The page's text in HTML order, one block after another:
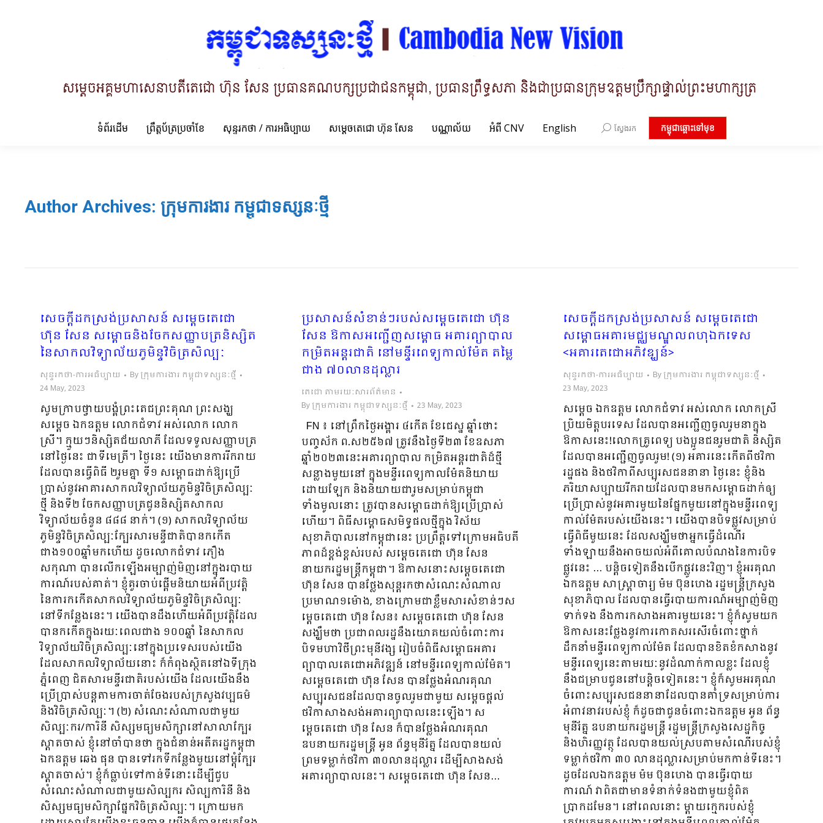
ទំព័រដើម ព្រឹត្តប័ត្រប្រចាំខែ សុន្ទរកថា / ការអធិប្បាយ សម្តេចតេជោ ហ៊ុន សែន បណ្ណាល័យ អំពី CNV English Search:
ស្វែងរក កម្ពុជាឆ្ពោះទៅមុខ
Author Archives: ក្រុមការងារ កម្ពុជាទស្សនៈថ្មី
សេចក្តីដកស្រង់ប្រសាសន៍ សម្តេចតេជោ
ហ៊ុន សែន សម្ពោធនិងចែកសញ្ញាបត្រនិស្សិត
នៃសាកលវិទ្យាល័យភូមិន្ទវិចិត្រសិល្បៈ
សុន្ទរកថា-ការអធិប្បាយ By ក្រុមការងារ កម្ពុជាទស្សនៈថ្មី
24 May, 2023
សូមក្រាបថ្វាយបង្គំព្រះតេជព្រះគុណ ព្រះសង្ឃ
សម្ដេច ឯកឧត្តម លោកជំទាវ អស់លោក លោក
ស្រី។ ក្មួយៗនិស្សិតជ័យលាភី ដែលទទួលសញ្ញាបត្រ
នៅថ្ងៃនេះ ជាទីមេត្រី។ ថ្ងៃនេះ យើងមានការរីករាយ
ដែលបានធ្វើពិធី ២រួមគ្នា ទី១ សម្ពោធដាក់ឱ្យប្រើ
ប្រាស់នូវអាគារសាកលវិទ្យាល័យភូមិន្ទវិចិត្រសិល្បៈ
ថ្មី និងទី២ ចែកសញ្ញាបត្រជូននិស្សិតសាកល
វិទ្យាល័យចំនួន ៨៨៨ នាក់។ (១) សាកលវិទ្យាល័យ
ភូមិន្ទវិចិត្រសិល្បៈក្បែរសារមន្ទីជាតិបានកកើត
ជាង១០០ឆ្នាំមកហើយ ដូចលោកជំទាវ ភឿង
សកុណា បានលើកឡើងអម្បាញ់មិញនៅក្នុងរបាយ
ការណ៍របស់គាត់។ ខ្ញុំគួរចាប់ផ្ដើមនិយាយអំពីប្រវត្តិ
នៃការកកើតសាកលវិទ្យាល័យ​ភូមិន្ទវិចិត្រសិល្បៈ
នៅទីកន្លែងនេះ។ យើងបានដឹងហើយអំពីប្រវត្តិដែល
បានកកើតក្នុងរយៈពេលជាង ១០០ឆ្នាំ នៃសាកល
វិទ្យាល័យវិចិត្រសិល្បៈនៅក្នុងប្រទេសរបស់យើង
ដែលសាកលវិទ្យាល័យនោះ​ ក៏កំពុងស្ថិតនៅឯទីក្រុង
ភ្នំពេញ ជិតសារមន្ទីរជាតិរបស់យើង ដែលយើងនឹង
ប្រើប្រាស់បន្តតាមការចាត់ចែងរបស់ក្រសួងវប្បធម៌
និងវិចិត្រសិល្បៈ។ (២) សំណេះសំណាលជាមួយ
សិល្បៈករ/ការិនី សិស្សមធ្យមសិក្សានៅសាលាក្បែរ
ស្តាតចាស់ ខ្ញុំនៅចាំបានថា ក្នុងជំនាន់អតីតរដ្ឋកម្ពុជា
ឯកឧត្តម ឆេង ផុន បានទៅរកទីកន្លែងមួយនៅម្ដុំក្បែរ
ស្ដាតចាស់។ ខ្ញុំក៏ធ្លាប់ទៅកាន់ទីនោះដើម្បីជួប
សំណេះសំណាលជាមួយសិល្បករ សិល្បការិនី និង
សិស្សមធ្យមសិក្សាផ្នែកវិចិត្រសិល្បៈ។ ក្រោយមក
ប្រសាសន៍សំខាន់ៗរបស់សម្តេចតេជោ ហ៊ុន
សែន ឱកាសអញ្ជើញសម្ពោធ អគារព្យាបាល
កម្រិតអន្តរជាតិ នៅមន្ទីរពេទ្យកាល់ម៉ែត តម្លៃ
ជាង ៧០លានដុល្លារ
តេជោ តាមរយៈសារព័ត៌មាន
By ក្រុមការងារ កម្ពុជាទស្សនៈថ្មី 23 May, 2023
FN ៖ នៅព្រឹកថ្ងៃអង្គារ ៤កើត ខែជេស្ឋ ឆ្នាំថោះ
បញ្ចស័ក ព.ស២៥៦៧ ត្រូវនឹងថ្ងៃទី២៣ ខែឧសភា
ឆ្នាំ២០២៣នេះអគារព្យាបាល កម្រិតអន្តរជាតិដ៏ថ្មី
សន្លាងមួយនៅ ក្នុងមន្ទីរពេទ្យកាលម៉ែតនិយាយ
ដោយឡែក និងនិយាយជារួមសម្រាប់កម្ពុជា
ទាំងមូលនោះ ត្រូវបានសម្ពោធដាក់ឱ្យប្រើប្រាស់
ហើយ។ ពិធីសម្ពោធសមិទ្ធផលថ្មីក្នុង វិស័យ
សុខាភិបាលនៅកម្ពុជានេះ ប្រព្រឹត្តទៅក្រោមអធិបតី
ភាពដ៏ខ្ពង់ខ្ពស់របស់ សម្តេចតេជោ ហ៊ុន សែន
នាយករដ្ឋមន្ត្រីកម្ពុជា។ ឱកាសនោះសម្តេចតេជោ
ហ៊ុន សែន បានថ្លែងសុន្តរកថាសំណេះសំណាល
ប្រមាណ១ម៉ោង, ខាងក្រោមជាខ្លឹមសារសំខាន់ៗស
ម្តេចតេជោ ហ៊ុន សែន៖ សម្តេចតេជោ ហ៊ុន សែន
សង្ឃឹមថា ប្រជាពលរដ្ឋនឹងយោគយល់ចំពោះការ
បិទមហាវិថីព្រះមុនីវង្ស រៀបចំពិធីសម្ពោធអគារ
ព្យាបាលតេជោអភិវឌ្ឍន៍ នៅមន្ទីរពេទ្យកាល់ម៉ែត។
សម្តេចតេជោ ហ៊ុន សែន បានថ្លែងអំណរគុណ
សប្បុរសជនដែលបានចូលរួមជាមួយ សម្តេចផ្តល់
ថវិកាសាងសង់អគារព្យាបាលនេះឡើង។ ស
ម្តេចតេជោ ហ៊ុន សែន ក៏បានថ្លែងអំណរគុណ
ឧបនាយករដ្ឋមន្ត្រី អូន ព័ន្ធមុនីរ័ត្ន ដែលបានយល់
ព្រមទម្លាក់ថវិកា ៣០លានដុល្លារ ដើម្បីសាងសង់
អគារព្យាបាលនេះ។ សម្តេចតេជោ ហ៊ុន សែន…
សេចក្តីដកស្រង់ប្រសាសន៍ សម្តេចតេជោ
សម្ពោធអគារមជ្ឈមណ្ឌលពហុឯកទេស
<អគារតេជោអភិវឌ្ឃន៍>
សុន្ទរកថា-ការអធិប្បាយ By ក្រុមការងារ កម្ពុជាទស្សនៈថ្មី
23 May, 2023
សម្ដេច ឯកឧត្ដម លោកជំទាវ អស់លោក លោកស្រី
ប្រិយមិត្តបរទេស ដែលបានអញ្ជើញចូលរួមនាក្នុង
ឱកាសនេះ!លោកគ្រូពេទ្យ បងប្អូនជនរួមជាតិ និស្សិត
ដែលបានអញ្ជើញចូលរួម! (១) អគារនេះកើតពីថវិកា
រដ្ឋផង និងថវិកាពីសប្បុរសជននានា ថ្ងៃនេះ ខ្ញុំនិង
ភរិយាសប្បាយរីករាយដែលបានមកសម្ពោធដាក់ឲ្យ
ប្រើប្រាស់នូវអគារមួយនៃផ្នែកមួយនៅក្នុងមន្ទីរពេទ្យ
កាល់ម៉ែតរបស់យើងនេះ។ យើងបានបិទផ្លូវសម្រាប់
ធ្វើពិធីមួយនេះ ដែលសង្ឃឹមថាអ្នកធ្វើដំណើរ
ទាំងឡាយនឹងអាចយល់អំពីគោលបំណងនៃការបិទ
ផ្លូវនេះ … បន្តិចទៀតនឹងបើកផ្លូវនេះវិញ។ ខ្ញុំអរគុណ
ឯកឧត្ដម សាស្រ្តាចារ្យ ម៉ម ប៊ុនហេង រដ្ឋមន្រ្តីក្រសួង
សុខាភិបាល ដែលបានធ្វើរបាយការណ៍អម្បាញ់មិញ
ទាក់ទង នឹងការកសាងអគារមួយនេះ​។ ខ្ញុំក៏សូមយក
ឱកាសនេះថ្លែងនូវការកោតសរសើរចំពោះថ្នាក់
ដឹកនាំមន្ទីរពេទ្យកាល់ម៉ែត ដែលបានខិតខំកសាងនូវ
មន្ទីរពេទ្យនេះតាមរយៈនូវដំណាក់កាលខ្លះ ដែលខ្ញុំ
នឹងជម្រាបជូននៅបន្តិចទៀតនេះ។ ខ្ញុំក៏សូមអរគុណ
ចំពោះសប្បុរសជននានាដែលបានគាំទ្រសម្រាប់ការ
អំពាវនាវរបស់ខ្ញុំ ក៏ដូចជាជូនចំពោះឯកឧត្ដម អូន ព័ន្ធ
មុនីរ័ត្ន ឧបនាយករដ្ឋមន្រ្តី រដ្ឋមន្រ្តីក្រសួងសេដ្ឋកិច្ច
និងហិរញ្ញវត្ថុ ដែលបានយល់ស្របតាមសំណើរបស់ខ្ញុំ
ទម្លាក់ថវិកា ៣០ លានដុល្លារសម្រាប់មកកាន់ទីនេះ។
ដូចដែលឯកឧត្ដម ម៉ម ប៊ុនហេង បានធ្វើរបាយ
ការណ៍ វាពិតជា​មានទំនាក់ទំនងជាមួយខ្ញុំពិត
ប្រាកដមែន។ នៅពេលនោះ ម្ដាយក្មេករបស់ខ្ញុំ